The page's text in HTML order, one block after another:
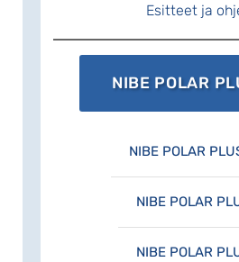
LVI-numerot | POLAR
12: 5362916 | 14:
20: 5362073
Esitteet ja
NIBE POLAR
NIBE POLAR
NIBE POLAR
NIBE POLAR